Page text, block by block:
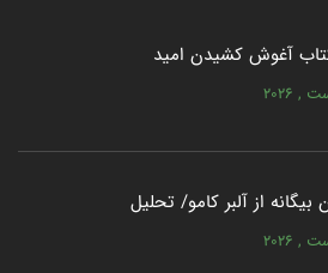
آغوش کشیدن امید
از آلبر کامو/ تحلیل